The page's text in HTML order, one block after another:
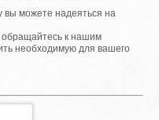
вы можете надеяться на
к нашим
необходимую для вашего